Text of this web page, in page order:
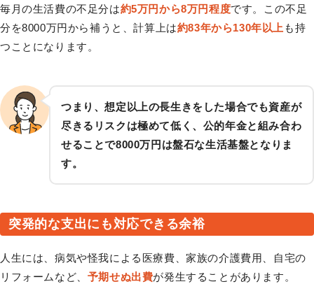
毎月の生活費の不足分は約5万円から8万円程度です。この不足
分を8000万円から補うと、計算上は約83年から130年以上 も持
つことになります。
つまり、想定以上の長生きをした場合でも資産が
尽きるリスクは極めて低く、公的年金と組み合わ
せることで8000万円は盤石な生活基盤となりま
す。
突発的な支出にも対応できる余裕
人生には、病気や怪我による医療費、家族の介護費用、自宅の
リフォームなど、 予期せぬ出費が発生することがあります。